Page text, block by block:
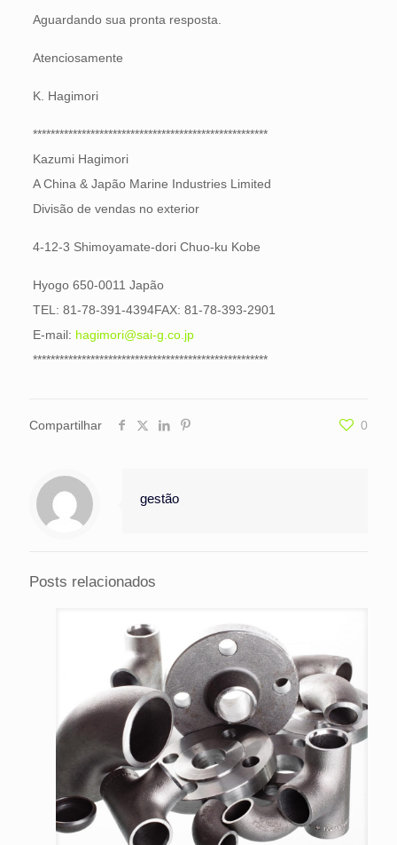
Aguardando sua pronta resposta.
Atenciosamente
K. Hagimori
*****************************************************
Kazumi Hagimori
A China & Japão Marine Industries Limited
Divisão de vendas no exterior
4-12-3 Shimoyamate-dori Chuo-ku Kobe
Hyogo 650-0011 Japão
TEL: 81-78-391-4394FAX: 81-78-393-2901
E-mail: hagimori@sai-g.co.jp
*****************************************************
Compartilhar 0
gestão
Posts relacionados